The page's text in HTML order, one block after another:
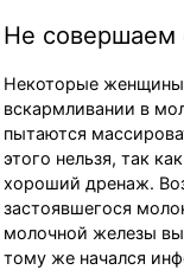
Не совершаем
Некоторые
вскармливании в
пытаются
этого нельзя, так
хороший дренаж.
застоявшегося
молочной железы вы
тому же начался